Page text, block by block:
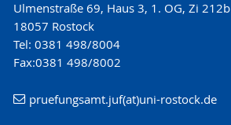
Ulmenstraße 69, Haus 3, 1. OG, Zi 212b
18057 Rostock
Tel: 0381 498/8004
Fax:0381 498/8002
pruefungsamt.juf(at)uni-rostock.de